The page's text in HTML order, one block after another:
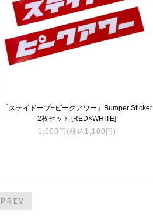
「ステイドープ+ピークアワー」Bumper Sticker
2枚セット [RED×WHITE]
1,000円(税込1,100円)